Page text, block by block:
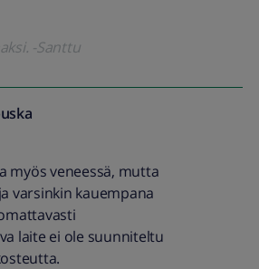
-Santtu
myös veneessä, mutta
varsinkin kauempana
laite ei ole suunniteltu